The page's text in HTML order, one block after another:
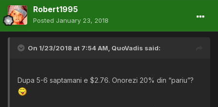
Robert1995
Posted January 23, 2018
On 1/23/2018 at 7:54 AM, QuoVadis said:
Dupa 5-6 saptamani e $2.76. Onorezi 20% din “pariu”?